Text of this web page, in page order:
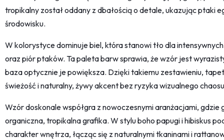
tropikalny został oddany z dbałością o detale, ukazując ptaki
środowisku.
W kolorystyce dominuje biel, która stanowi tło dla
oraz piór ptaków. Ta paleta barw sprawia, że wzór jest
baza optycznie je powiększa. Dzięki takiemu zestawieniu,
świeżość i naturalny, żywy akcent bez ryzyka wizualnego
Wzór doskonale współgra z nowoczesnymi aranżacjami,
organiczna, tropikalna grafika. W stylu boho papugi i hibiskus
charakter wnętrza, łącząc się z naturalnymi tkaninami i